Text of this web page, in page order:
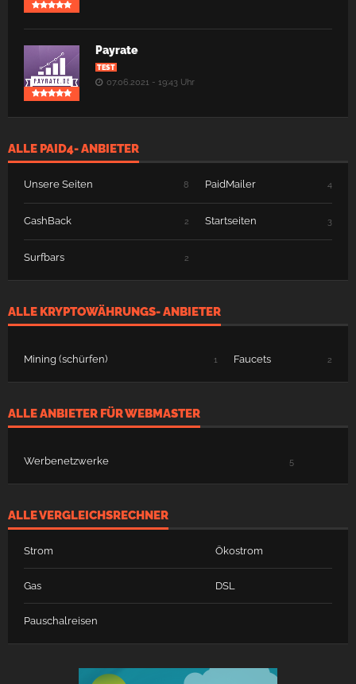
Payrate
TEST
07.06.2021 - 19:43 Uhr
ALLE PAID4- ANBIETER
Unsere Seiten 8 PaidMailer 4
CashBack 2 Startseiten 3
Surfbars 2
ALLE KRYPTOWÄHRUNGS- ANBIETER
Mining (schürfen) 1 Faucets 2
ALLE ANBIETER FÜR WEBMASTER
Werbenetzwerke 5
ALLE VERGLEICHSRECHNER
Strom Ökostrom
Gas DSL
Pauschalreisen